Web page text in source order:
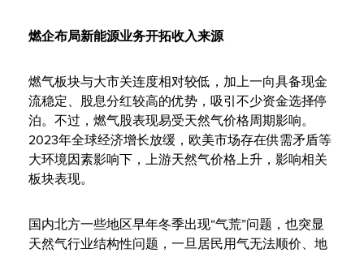
燃企布局新能源业务开拓收入来源
燃气板块与大市关连度相对较低，加上一向具备现金
流稳定、股息分红较高的优势，吸引不少资金选择停
泊。不过，燃气股表现易受天然气价格周期影响。
2023年全球经济增长放缓，欧美市场存在供需矛盾等
大环境因素影响下，上游天然气价格上升，影响相关
板块表现。
国内北方一些地区早年冬季出现“气荒”问题，也突显
天然气行业结构性问题，一旦居民用气无法顺价、地